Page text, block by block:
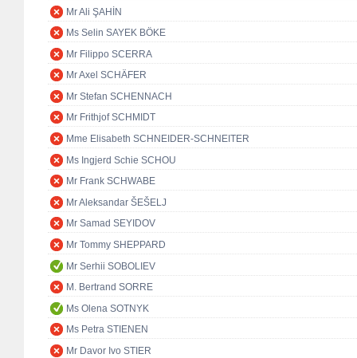
Mr Ali ŞAHİN
Ms Selin SAYEK BÖKE
Mr Filippo SCERRA
Mr Axel SCHÄFER
Mr Stefan SCHENNACH
Mr Frithjof SCHMIDT
Mme Elisabeth SCHNEIDER-SCHNEITER
Ms Ingjerd Schie SCHOU
Mr Frank SCHWABE
Mr Aleksandar ŠEŠELJ
Mr Samad SEYIDOV
Mr Tommy SHEPPARD
Mr Serhii SOBOLIEV
M. Bertrand SORRE
Ms Olena SOTNYK
Ms Petra STIENEN
Mr Davor Ivo STIER